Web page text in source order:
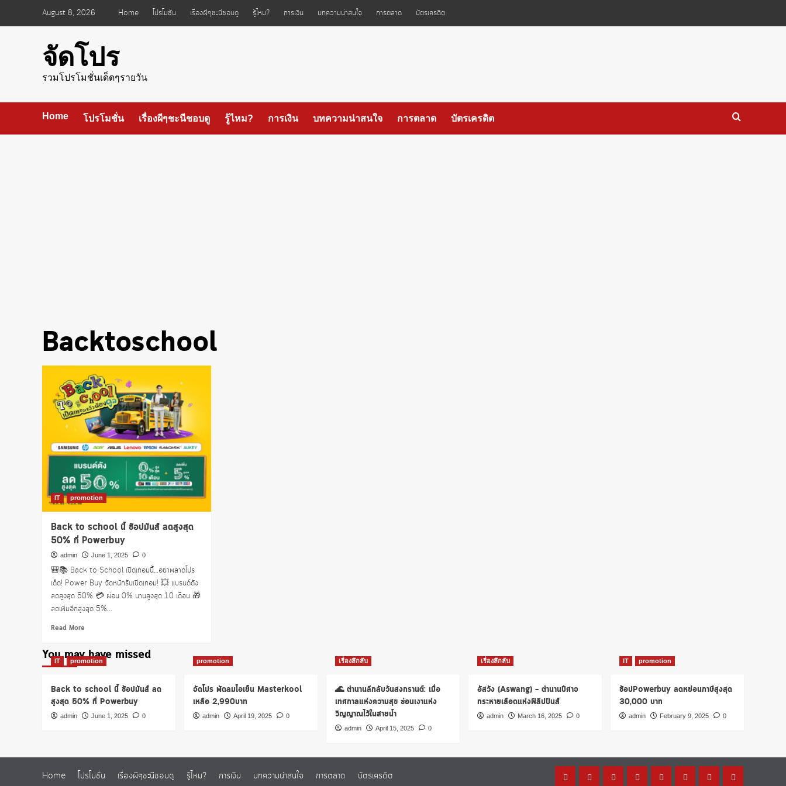
August 8, 2026 Home โปรโมชั่น เรื่องผีๆชะนีชอบดู รู้ไหม? การเงิน บทความน่าสนใจ การตลาด บัตรเครดิต
จัดโปร
รวมโปรโมชั่นเด็ดๆรายวัน
Home โปรโมชั่น เรื่องผีๆชะนีชอบดู รู้ไหม? การเงิน บทความน่าสนใจ การตลาด บัตรเครดิต
Backtoschool
IT promotion
Back to school นี้ ช้อปมันส์ ลดสูงสุด
50% ที่ Powerbuy
admin June 1, 2025 0
🎒📚 Back to School เปิดเทอมนี้…อย่าพลาดโปร
เด็ด! Power Buy จัดหนักรับเปิดเทอม! 💥 แบรนด์ดัง
ลดสูงสุด 50% 💳 ผ่อน 0% นานสูงสุด 10 เดือน 🎁
ลดเพิ่มอีกสูงสุด 5%...
Read More
about
Back
นี้
ช้อ
ปมันส์
ที่
Powerbuy
You may have missed
IT promotion
Back to school นี้ ช้อปมันส์ ลด
สูงสุด 50% ที่ Powerbuy
admin June 1, 2025 0
promotion
จัดโปร พัดลมไอเย็น Masterkool
เหลือ 2,990บาท
admin April 19, 2025 0
เรื่องลึกลับ
🌊 ตำนานลึกลับวันสงกรานต์: เมื่อ
เทศกาลแห่งความสุข ซ่อนเงาแห่ง
วิญญาณไว้ในสายน้ำ
admin April 15, 2025 0
เรื่องลึกลับ
อัสวัง (Aswang) – ตำนานปีศาจ
กระหายเลือดแห่งฟิลิปปินส์
admin March 16, 2025 0
IT promotion
ช้อปPowerbuy ลดหย่อนภาษีสูงสุด
30,000 บาท
admin February 9, 2025 0
Home โปรโมชั่น เรื่องผีๆชะนีชอบดู รู้ไหม? การเงิน บทความน่าสนใจ การตลาด บัตรเครดิต Home โปร เรื่อง รู้ การ บทความ การ บัตร